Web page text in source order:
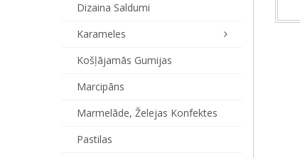
Dizaina Saldumi
Karameles
Košļājamās Gumijas
Marcipāns
Marmelāde, Želejas Konfektes
Pastilas